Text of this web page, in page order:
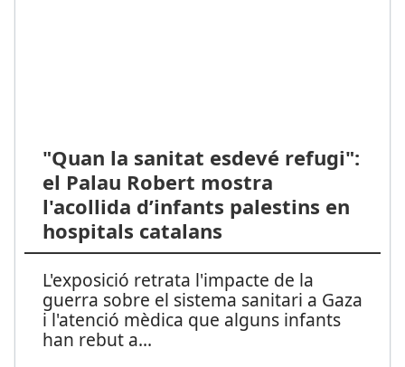
"Quan la sanitat esdevé refugi":
el Palau Robert mostra
l'acollida d’infants palestins en
hospitals catalans
L'exposició retrata l'impacte de la
guerra sobre el sistema sanitari a Gaza
i l'atenció mèdica que alguns infants
han rebut a...